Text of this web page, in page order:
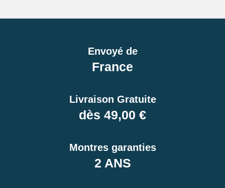
Envoyé de
France
Livraison Gratuite
dès 49,00 €
Montres garanties
2 ANS